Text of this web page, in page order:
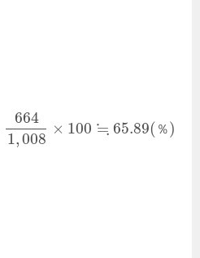
664
1,008
× 100 ≒ 65.89( ％)